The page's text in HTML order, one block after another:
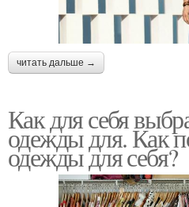
читать дальше →
Как для себя
одежды для. Как
одежды для себя?